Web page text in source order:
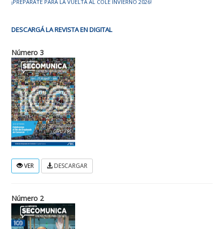
¡PREPARATE PARA LA VUELTA AL COLE INVIERNO 2026!
DESCARGÁ LA REVISTA EN DIGITAL
Número 3
VER DESCARGAR
Número 2